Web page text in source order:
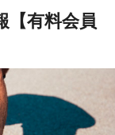
【有料会員